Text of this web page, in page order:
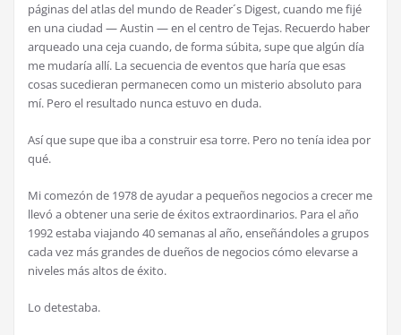
páginas del atlas del mundo de Reader´s Digest, cuando me fijé
en una ciudad — Austin — en el centro de Tejas. Recuerdo haber
arqueado una ceja cuando, de forma súbita, supe que algún día
me mudaría allí. La secuencia de eventos que haría que esas
cosas sucedieran permanecen como un misterio absoluto para
mí. Pero el resultado nunca estuvo en duda.
Así que supe que iba a construir esa torre. Pero no tenía idea por
qué.
Mi comezón de 1978 de ayudar a pequeños negocios a crecer me
llevó a obtener una serie de éxitos extraordinarios. Para el año
1992 estaba viajando 40 semanas al año, enseñándoles a grupos
cada vez más grandes de dueños de negocios cómo elevarse a
niveles más altos de éxito.
Lo detestaba.